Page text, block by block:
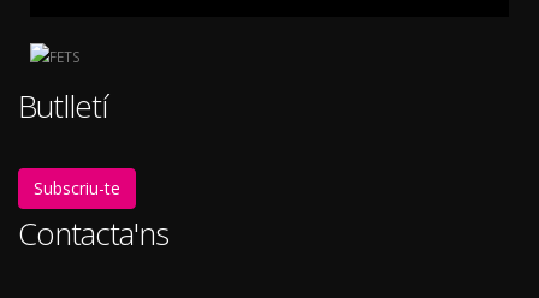
Butlletí
Subscriu-te
Contacta'ns